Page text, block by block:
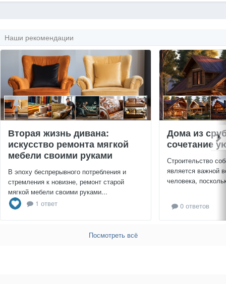
Наши рекомендации
Вторая жизнь дивана:
искусство ремонта мягкой
мебели своими руками
В эпоху беспрерывного потребления и
стремления к новизне, ремонт старой
мягкой мебели своими руками...
1 ответ
Дома из
сочетание
Строительство
является важной
человека,
0 ответов
Посмотреть всё